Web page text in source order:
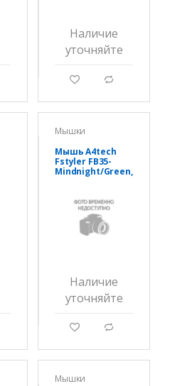
Наличие
уточняйте
g d
Мышки
Мышь A4tech
Fstyler FB35-
Mindnight/Green,
беспроводная
BT+2,4G
Наличие
уточняйте
g d
Мышки